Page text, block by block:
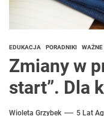
EDUKACJA PORADNIKI WAŻNE
Zmiany w
start”. Dla
Wioleta Grzybek 5 Lat